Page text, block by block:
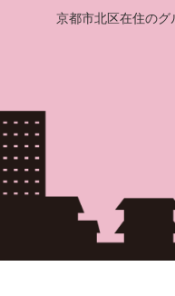
京都市北区在住の